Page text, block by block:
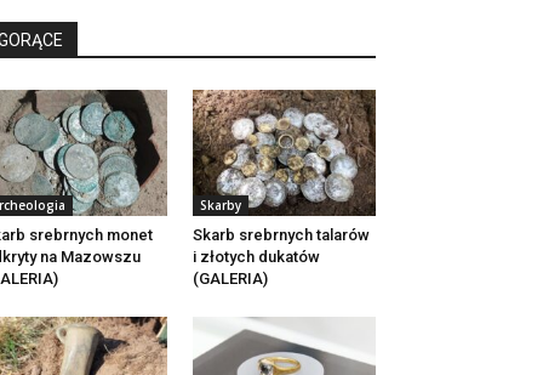
srebrnych monet
na Mazowszu
Skarby
Skarb srebrnych talarów
i złotych dukatów
(GALERIA)